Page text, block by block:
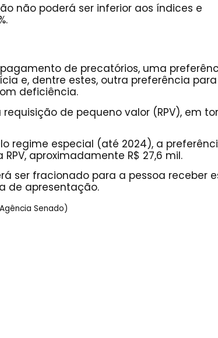
não poderá ser inferior aos índices e
de precatórios, uma
e, dentre estes, outra preferência para
deficiência.
de pequeno valor (RPV), em
regime especial (até 2024), a
aproximadamente R$ 27,6 mil.
ser fracionado para a pessoa receber
de apresentação.
Senado)